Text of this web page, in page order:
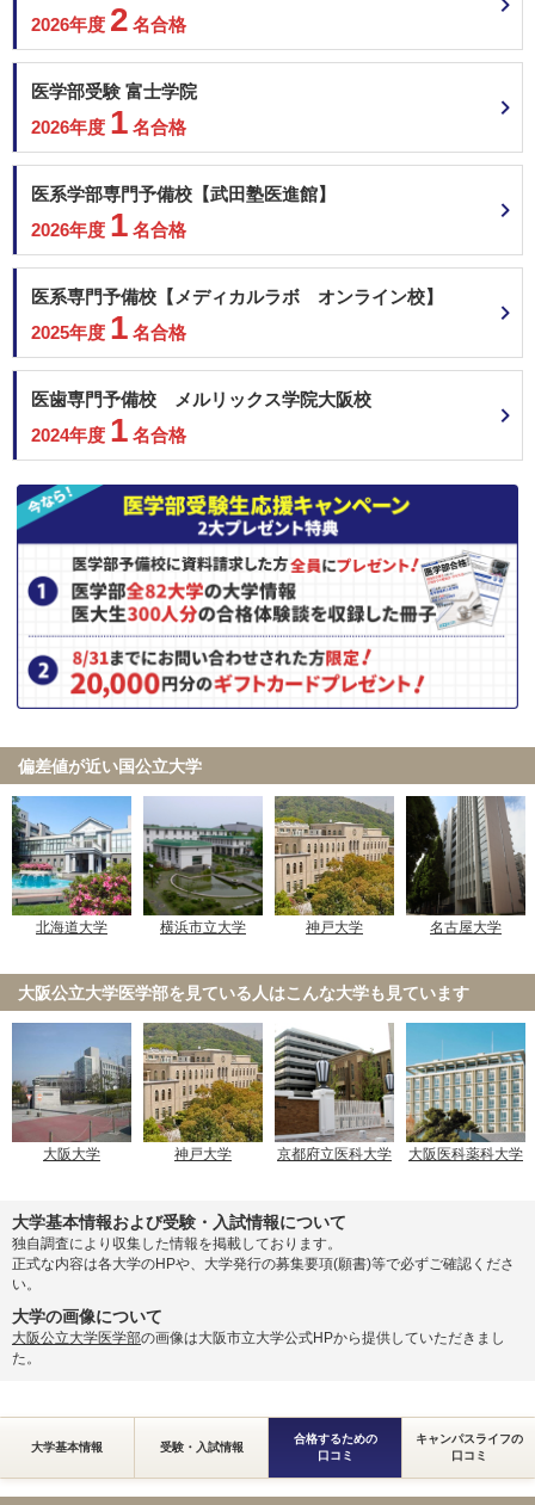
2026年度 2 名合格
医学部受験 富士学院
2026年度 1 名合格
医系学部専門予備校【武田塾医進館】
2026年度 1 名合格
医系専門予備校【メディカルラボ オンライン校】
2025年度 1 名合格
医歯専門予備校 メルリックス学院大阪校
2024年度 1 名合格
偏差値が近い国公立大学
北海道大学 横浜市立大学 神戸大学 名古屋大学
大阪公立大学医学部を見ている人はこんな大学も見ています
大阪大学 神戸大学 京都府立医科大学 大阪医科薬科大学
大学基本情報および受験・入試情報について
独自調査により収集した情報を掲載しております。
正式な内容は各大学のHPや、大学発行の募集要項(願書)等で必ずご確認くださ
い。
大学の画像について
大阪公立大学医学部の画像は大阪市立大学公式HPから提供していただきまし
た。
大学基本情報 受験・入試情報
合格するための
口コミ
キャンパスライフの
口コミ